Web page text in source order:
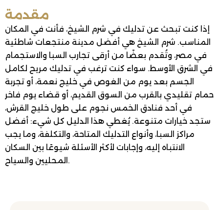
مقدمة
إذا كنت تبحث عن تدليك في شرم الشيخ، فأنت في المكان
المناسب. شرم الشيخ هي أفضل مدينة منتجعات شاطئية
في مصر، وتُقدم بعضًا من أرقى تجارب السبا والاستجمام
في الشرق الأوسط. سواء كنت ترغب في تدليك مريح لكامل
الجسم بعد يوم من الغوص في خليج نعمة، أو تجربة
حمام تقليدي بالقرب من السوق القديم، أو قضاء يوم فاخر
في أحد فنادق الخمس نجوم على طول خليج القرش،
ستجد خيارات متنوعة. يُغطي هذا الدليل كل شيء: أفضل
مراكز السبا، وأنواع التدليك المتاحة، والتكلفة، وما يجب
الانتباه إليه، وإجابات لأكثر الأسئلة شيوعًا بين السكان
المحليين والسياح.